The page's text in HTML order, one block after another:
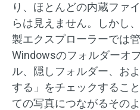
り、ほとんどの内蔵ファ
らは見えません。しかし
製エクスプローラーでは
Windowsのフォルダーオ
ル、隠しフォルダー、お
する」をチェックするこ
ての写真につながるその